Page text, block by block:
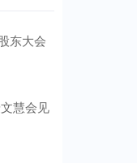
东大会
慧会见